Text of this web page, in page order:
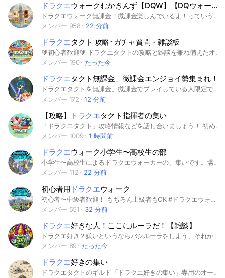
ドラクエウォークむかきんず【DQW】【DQウォーク】【ドラゴンクエストウォーク】
ドラクエウォーク無課金・微課金楽しんでいるよ！っていう冒険者の集い。心集め・攻略メイン、雑談少々。 ゴルパス・お土産課金のみOK！ 知恵や工夫をみんなで共有しながら攻略談議をするオープンチャットです。 #DQW #ドラクエ #ドラゴンクエスト #DQ #DQウォーク #ウォーキング #ドラクエウォーク #ドラクエウォーク無課金 #DQW無課金 #DQW微課金 #DQW攻略 #リアルウォーキング #攻略 #あるくんですW #モンスターグランプリ #なかまモンスター #ご当地地図 #祠 #一緒に冒険 #タニタ #北海道 #東北 #関東 #中部 #北陸 #近畿 #中国 #四国 #九州 #東日本 #西日本 #関西 #青森 #岩手 #宮城 #秋田 #山形 #福島 #茨城 #栃木 #群馬 #埼玉 #千葉 #東京 #神奈川 #新潟 #富山 #石川 #福井 #山梨 #長野 #岐阜 #静岡 #愛知 #三重 #滋賀 #京都 #大阪 #兵庫 #奈良 #和歌山 #鳥取 #島根 #岡山 #広島 #山口 #徳島 #香川 #愛媛 #高知 #福岡 #佐賀 #長崎 #熊本 #大分 #宮崎 #鹿児島 #沖縄 #ダイエット #ウォーキング #徒歩 #有酸素運動 #ゲーム #すぎやまこういち #タニタ #美容 #ポケモンgo #pokemon #ゲーム #ライブトーク #AI要約 #信長 #モンスターハンター #モンハン
メンバー 958
22 分前
ドラクエタクト 攻略･ガチャ質問・雑談板
🔰初心者歓迎🔰 ドラクエタクトの攻略と雑談を兼ね備えたオープンチャットです！ 初心者の方のバックアップや高難度の攻略、キャラ育成等なんでもお答えします！ みんなで楽しくタクターライフを送りましょう✨ #DQタクト #ドラクエタクト #ドラゴンクエストタクト
メンバー 190
たった今
ドラクエタクト無課金、微課金エンジョイ勢集まれ！
ドラクエタクトを無課金、微課金でプレイしている人限定です 即抜けしないで下さい タクトについてやその他の雑談も たくさんやっています 気軽に参加して下さい♪ 参加前に確認しておいて欲しいこと このオープンチャットでキャラクターについてなどの質問がとても多いです。返答する側の負担も多いので質問する前にノートを確認し、必ず自分で一度調べてください。また、質問内容も明確にして下さい。お願いします。
メンバー 172
12 分前
【攻略】 ドラクエタクト指揮者の集い
「ドラクエタクト」攻略情報などを話し合いましょう！ 初めましての方は画面上のアナウンスからルールをご確認ください🙌🏻 その他にもノートには今まで発表されてる情報をまとめてます❣️ #〝指揮”して〝たたかう‘’RPG！ #ドラクエタクト#ドラゴンクエストタクト#ドラクエ
メンバー 1009
1 時間前
ドラクエウォーク小学生〜高校生の部
小学生〜高校生によるドラクエウォーカーの、集いです。場所関係なくどーぞ。できればそれ以上の方は控えていただきたいと思います。なお、高校生で入って、それ以上になった場合は特例で許可します。メガモンの攻略などの情報もあるのでぜひ入ってください。あと、無関係な方は極力入らないでください。"入った際にはドラクエウォークをプレイしていると証明できるものを提示していただけると幸いです"。 以下のルールを守らない場合、強制退会になる場合があります。 ※過度の煽りや荒らしなどが起きた場合即強制退会です。 ※ドラクエウォークの規約違反の場合も、強制退会となります(サブ垢など) ※個人情報にはあまり触れないでおきましょう ※即抜け禁止 ダメ ゼッタイ #ドラクエウォーク #中高生
メンバー 112
22 分前
初心者用 ドラクエウォーク
初心者〜中級者歓迎！ もちろん上級者もOK #ドラクエウォーク #DQW #DQウォーク
メンバー 551
32 分前
ドラクエ好きな人！ここにルーラだ！【雑談】
ドラクエ好き？嫌いというならバシルーラをしよう、それかザラキか？ いや、ベギラゴン…まぁとりま 荒らしはすな、ドラクエは神！！ 2025 1/19 50人突破！ #ドラゴンクエスト #ドラクエ #鳥山明 #堀井雄二 #すぎやまこういち #鳥山先生と杉山先生の冥福祈るわ #荒らしはどっか行け #ルーラだ！ #みんな安心しろ #荒らしはぶっ飛ばす #ドラクエⅠ #ドラクエⅡ #ドラクエⅢ #ドラクエⅣ #ドラクエⅤ #ドラクエⅥ #ドラクエⅦ #ドラクエⅧ #ドラクエⅨ #ドラクエⅩ #ドラクエⅪ #ドラクエタクト #ドラクエけしけし！ #ドラクエウォーク #めんどくさくなってきたからドラクエ外伝 えっとみなさん、 こんなクッソ長いハッシュタグを見て くれてありがとうございます このオプはドラクエ好きの人が集まる雑談オプです！ めっちゃルールユルいです
メンバー 69
たった今
ドラクエ好きの集い
ドラクエタクトのギルド「ドラクエ好きの集い」専用のオープンチャットです。